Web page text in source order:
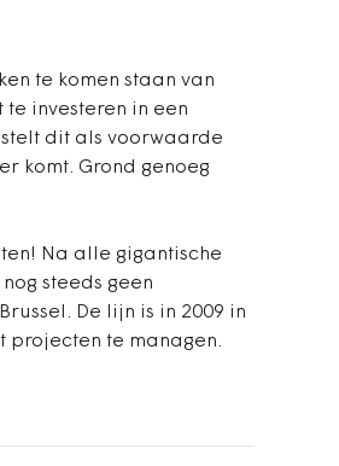
te komen staan van
investeren in een
dit als voorwaarde
komt. Grond genoeg
Na alle gigantische
steeds geen
De lijn is in 2009 in
projecten te managen.